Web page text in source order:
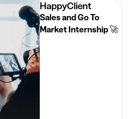
HappyClient
Sales and Go To
Market Internship 🚀